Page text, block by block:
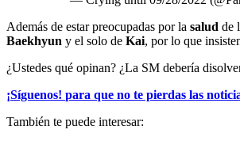
Además de estar preocupadas por la salud de
Baekhyun y el solo de Kai, por lo que
¿Ustedes qué opinan? ¿La SM debería
¡Síguenos! para que no te pierdas las
También te puede interesar: